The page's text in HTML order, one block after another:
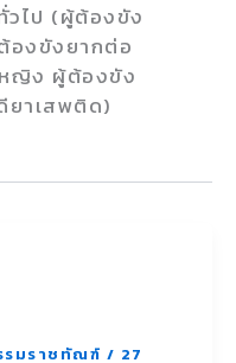
ไป (ผู้ต้องขัง
องขังยากต่อ
ญิง ผู้ต้องขัง
ยาเสพติด)
รมราชทัณฑ์ / 27